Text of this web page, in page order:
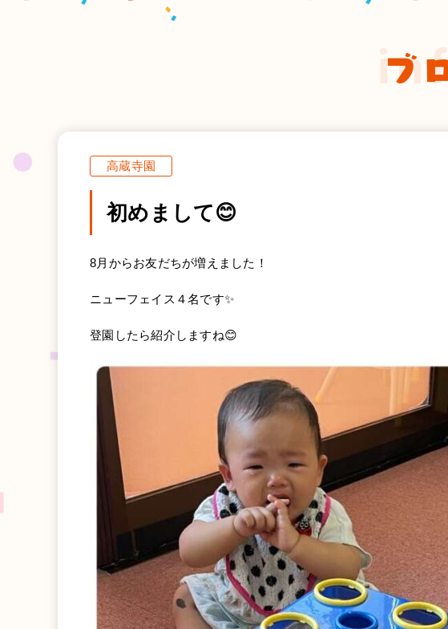
ブ
高蔵寺園
初めまして😊
8月からお友だちが増えました！
ニューフェイス４名です✨
登園したら紹介しますね😊